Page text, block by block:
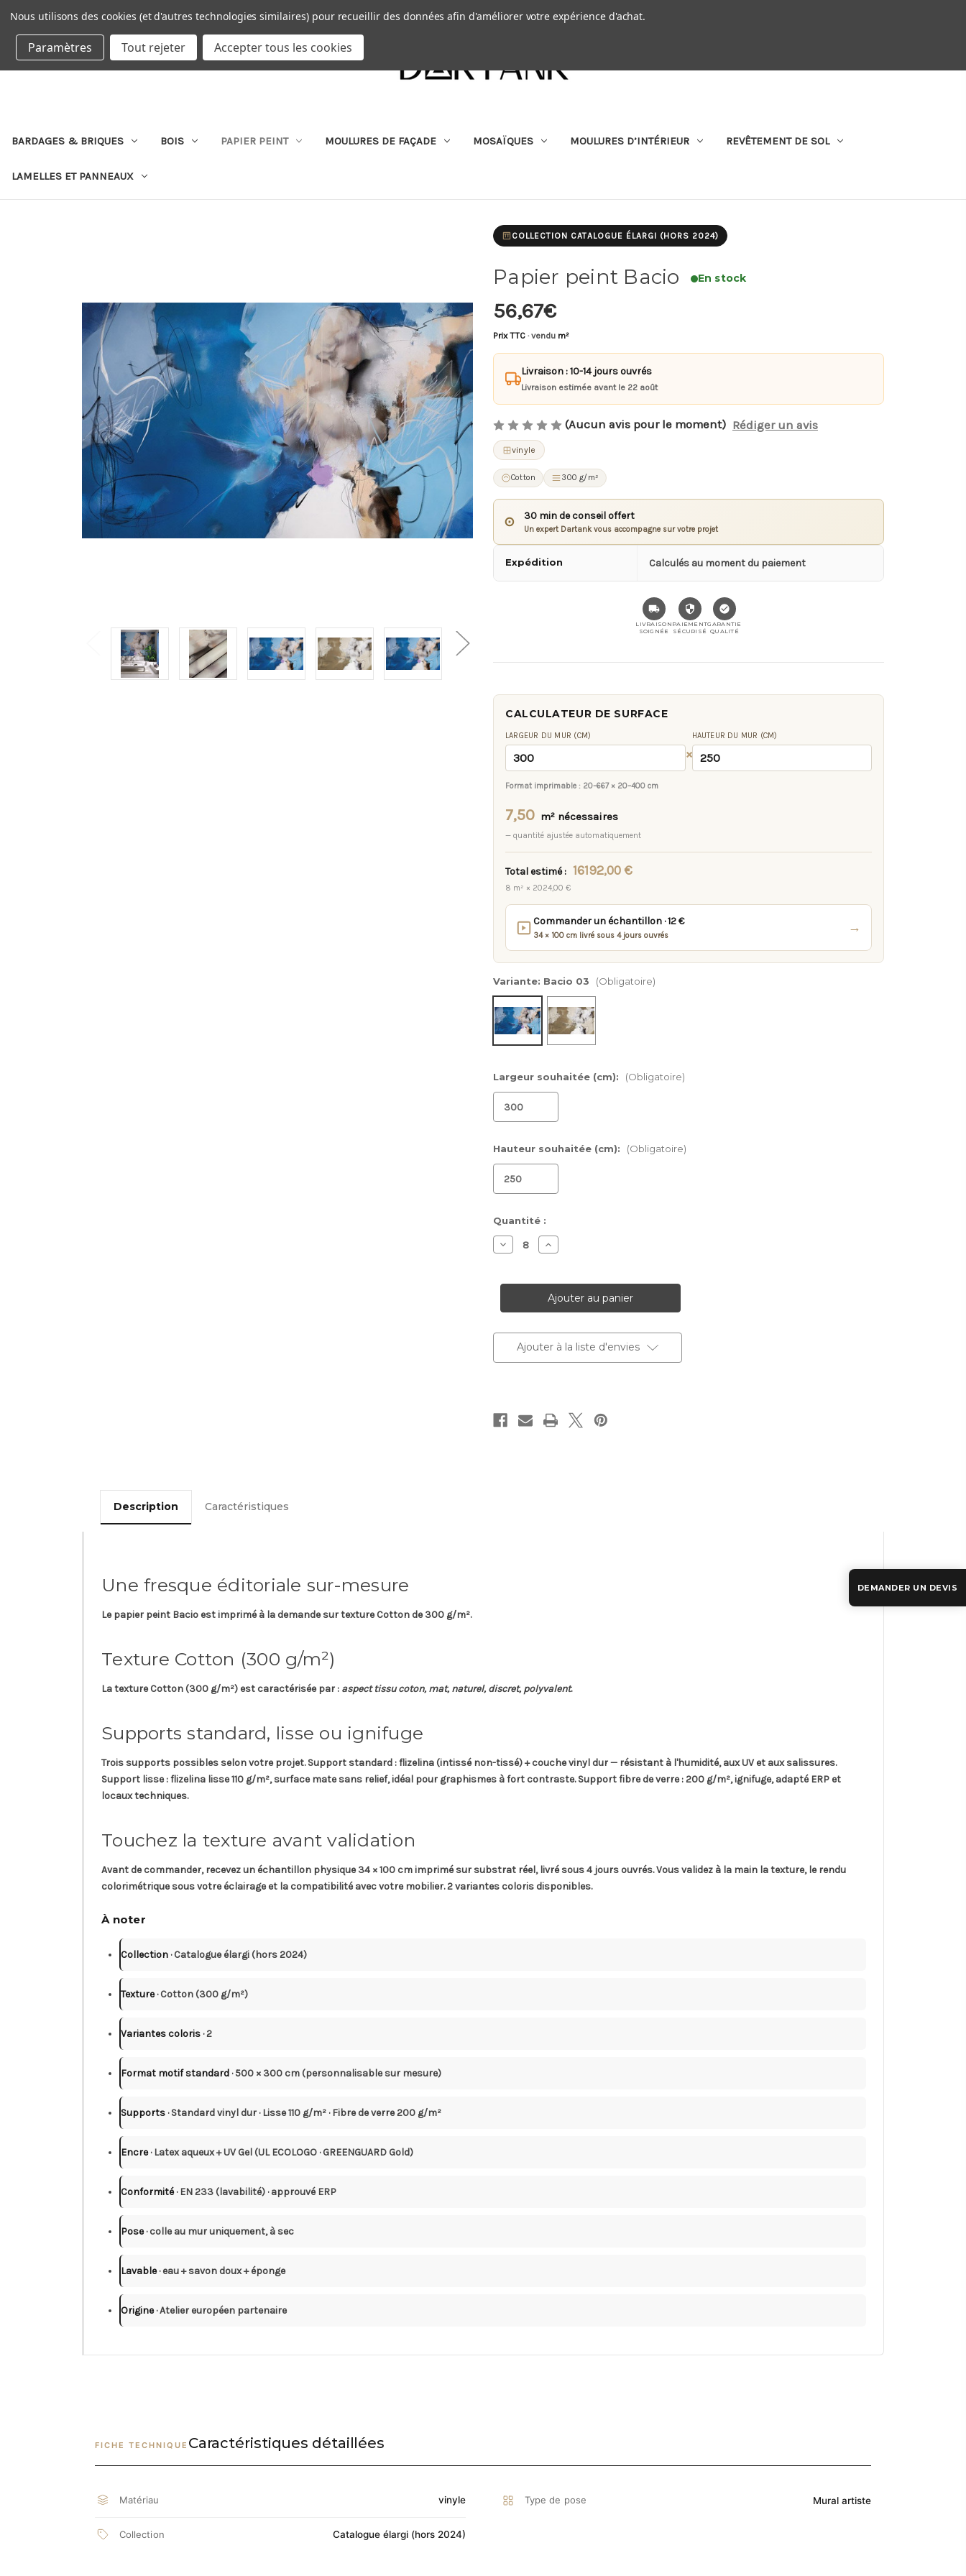
DEVISE : EUR
| RECHERCHER QUI SOMMES-NOUS
BARDAGES & BRIQUES BOIS PAPIER PEINT MOULURES DE FAÇADE MOSAÏQUES MOULURES D’INTÉRIEUR REVÊTEMENT DE SOL
LAMELLES ET PANNEAUX
COLLECTION CATALOGUE ÉLARGI (HORS 2024)
Papier peint Bacio En stock
56,67€
Prix TTC · vendu m²
Livraison : 10-14 jours ouvrés
Livraison estimée avant le 22 août
(Aucun avis pour le moment) Rédiger un avis
vinyle
Cotton 300 g/m²
⊙ 30 min de conseil offert
Un expert Dartank vous accompagne sur votre projet
Expédition Calculés au moment du paiement
LIVRAISON
SOIGNÉE
PAIEMENT
SÉCURISÉ
GARANTIE
QUALITÉ
CALCULATEUR DE SURFACE
LARGEUR DU MUR (CM)
×
HAUTEUR DU MUR (CM)
Format imprimable : 20–667 × 20–400 cm
7,50 m² nécessaires
— quantité ajustée automatiquement
Total estimé : 16192,00 €
8 m² × 2024,00 €
Commander un échantillon · 12 €
34 × 100 cm livré sous 4 jours ouvrés
→
Variante: Bacio 03 (Obligatoire)
Largeur souhaitée (cm): (Obligatoire)
Hauteur souhaitée (cm): (Obligatoire)
Stock
actuel :
Quantité :
Diminuer
la
Papier
Augmenter
la
Papier
peint
Bacio
Ajouter à la liste d'envies
Description Caractéristiques
Une fresque éditoriale sur-mesure
Le papier peint Bacio est imprimé à la demande sur textureCotton de300 g/m².
Texture Cotton (300 g/m²)
La textureCotton (300 g/m²) est caractérisée par : aspect tissu coton, mat, naturel, discret, polyvalent.
Supports standard, lisse ou ignifuge
Trois supports possibles selon votre projet.Support standard : flizelina (intissé non-tissé) + couche vinyl dur — résistant à l'humidité, aux UV et aux salissures.
Support lisse: flizelina lisse 110 g/m², surface mate sans relief, idéal pour graphismes à fort contraste.Support fibre de verre: 200 g/m², ignifuge, adapté ERP et
locaux techniques.
Touchez la texture avant validation
Avant de commander, recevez un échantillon physique 34 × 100 cmimprimé sur substrat réel, livré sous4 jours ouvrés. Vous validez à la main la texture, le rendu
colorimétrique sous votre éclairage et la compatibilité avec votre mobilier. 2 variantes coloris disponibles.
À noter
Collection · Catalogue élargi (hors 2024)
Texture· Cotton (300 g/m²)
Variantes coloris · 2
Format motif standard · 500 × 300 cm (personnalisable sur mesure)
Supports · Standard vinyl dur · Lisse 110 g/m² · Fibre de verre 200 g/m²
Encre· Latex aqueux + UV Gel (UL ECOLOGO · GREENGUARD Gold)
Conformité· EN 233 (lavabilité) · approuvé ERP
Pose· colle au mur uniquement, à sec
Lavable· eau + savon doux + éponge
Origine· Atelier européen partenaire
FICHE TECHNIQUE Caractéristiques détaillées
Matériau vinyle Type de pose Mural artiste
Collection Catalogue élargi (hors 2024)
Nous utilisons des cookies (et d'autres technologies similaires) pour recueillir des données afin d'améliorer votre expérience d'achat.
Paramètres Tout rejeter Accepter tous les cookies
DEMANDER UN DEVIS